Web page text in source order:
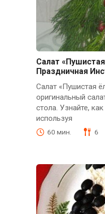
Салат
Праздничная
Салат «Пушистая
оригинальный
стола. Узнайте,
используя
60 мин. 6